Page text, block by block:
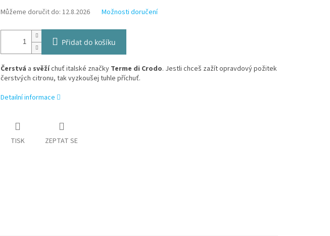
Můžeme doručit do: 12.8.2026 Možnosti doručení
Přidat do košíku
Čerstvá a svěžíchuť italské značky Terme di Crodo. Jestli chceš zažít opravdový požitek
čerstvých citronu, tak vyzkoušej tuhle příchuť.
Detailní informace
TISK ZEPTAT SE